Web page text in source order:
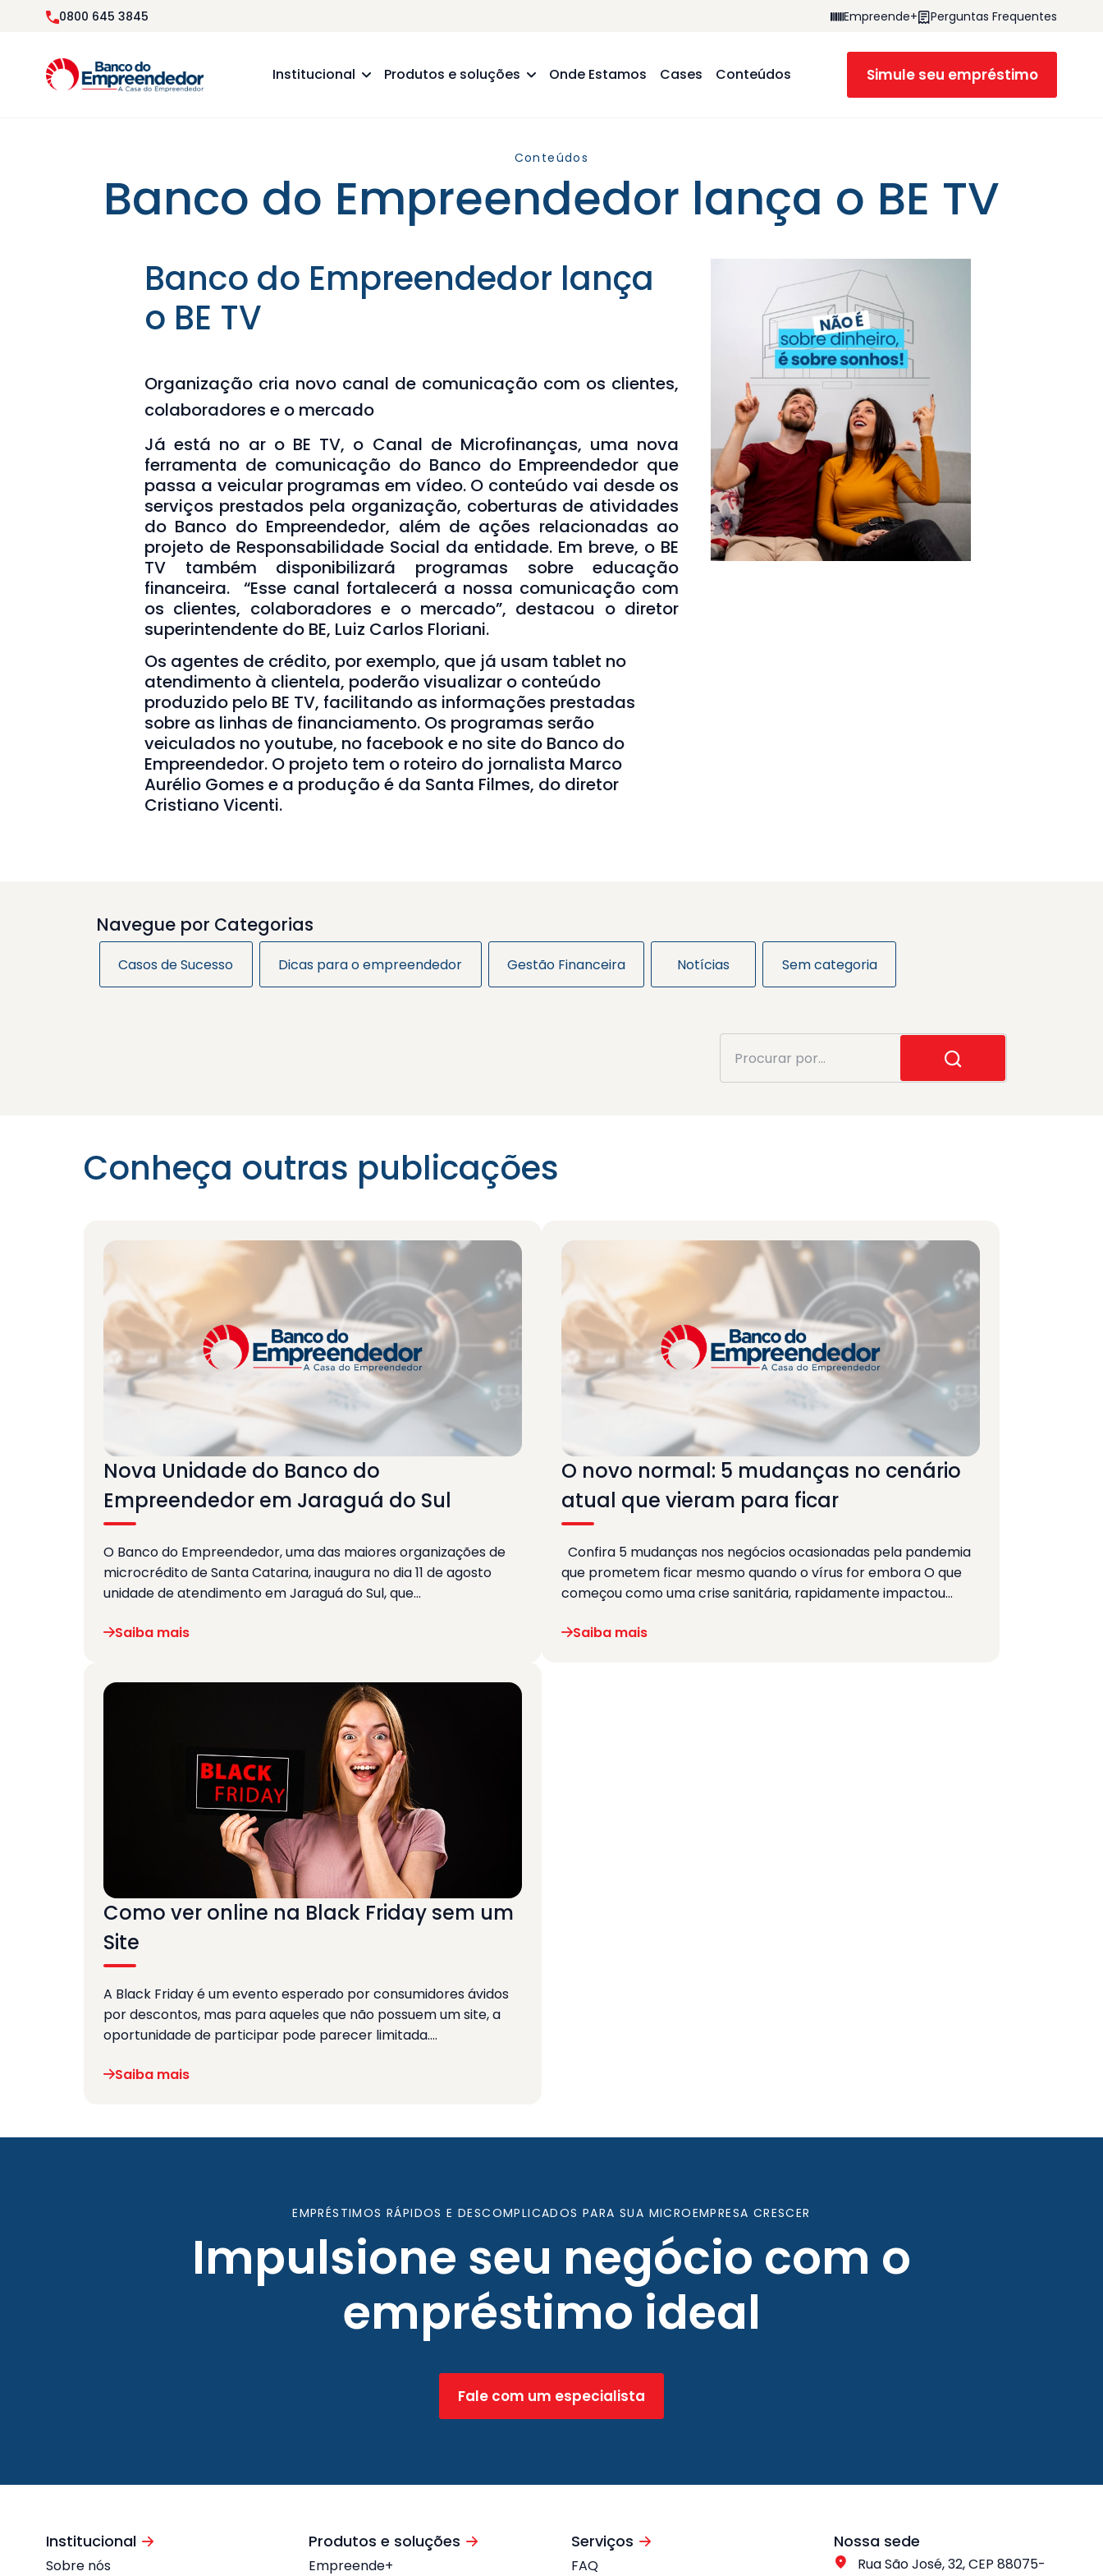
0800 645 3845 Empreende+ Perguntas Frequentes
Institucional Produtos e soluções Onde Estamos Cases Conteúdos Simule seu empréstimo
Conteúdos
Banco do Empreendedor lança o BE TV
Banco do Empreendedor lança
o BE TV
Organização cria novo canal de comunicação com os clientes,
colaboradores e o mercado
Já está no ar o BE TV, o Canal de Microfinanças, uma nova
ferramenta de comunicação do Banco do Empreendedor que
passa a veicular programas em vídeo. O conteúdo vai desde os
serviços prestados pela organização, coberturas de atividades
do Banco do Empreendedor, além de ações relacionadas ao
projeto de Responsabilidade Social da entidade. Em breve, o BE
TV também disponibilizará programas sobre educação
financeira. “Esse canal fortalecerá a nossa comunicação com
os clientes, colaboradores e o mercado”, destacou o diretor
superintendente do BE, Luiz Carlos Floriani.
Os agentes de crédito, por exemplo, que já usam tablet no
atendimento à clientela, poderão visualizar o conteúdo
produzido pelo BE TV, facilitando as informações prestadas
sobre as linhas de financiamento. Os programas serão
veiculados no youtube, no facebook e no site do Banco do
Empreendedor. O projeto tem o roteiro do jornalista Marco
Aurélio Gomes e a produção é da Santa Filmes, do diretor
Cristiano Vicenti.
Navegue por Categorias
Casos de Sucesso Dicas para o empreendedor Gestão Financeira Notícias Sem categoria
Conheça outras publicações
Nova Unidade do Banco do
Empreendedor em Jaraguá do Sul
O Banco do Empreendedor, uma das maiores organizações de
microcrédito de Santa Catarina, inaugura no dia 11 de agosto
unidade de atendimento em Jaraguá do Sul, que…
Saiba mais
O novo normal: 5 mudanças no cenário
atual que vieram para ficar
Confira 5 mudanças nos negócios ocasionadas pela pandemia
que prometem ficar mesmo quando o vírus for embora O que
começou como uma crise sanitária, rapidamente impactou…
Saiba mais
Como ver online na Black Friday sem um
Site
A Black Friday é um evento esperado por consumidores ávidos
por descontos, mas para aqueles que não possuem um site, a
oportunidade de participar pode parecer limitada.…
Saiba mais
EMPRÉSTIMOS RÁPIDOS E DESCOMPLICADOS PARA SUA MICROEMPRESA CRESCER
Impulsione seu negócio com o
empréstimo ideal
Fale com um especialista
Institucional
Sobre nós
Produtos e soluções
Empreende+
Serviços
FAQ
Nossa sede
Rua São José, 32, CEP 88075-